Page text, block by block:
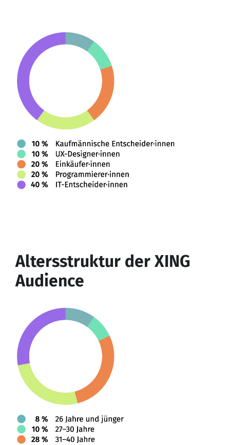
Altersstruktur der XING
Audience